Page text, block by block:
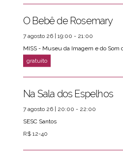
PRÓXIMOS EVENTOS
O Bebê de Rosemary
7 agosto 26 | 19:00 - 21:00
Na Sala dos Espelhos
7 agosto 26 | 20:00 - 22:00
SESC Santos
R$ 12-40